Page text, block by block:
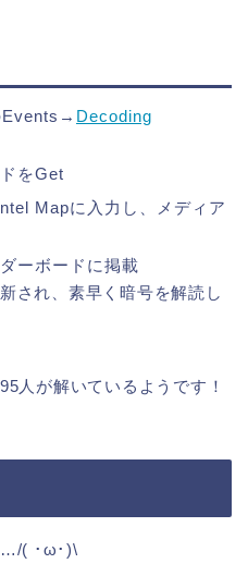
Events→ Decoding
をGet
Mapに入力し、メディア
ーボードに掲載
され、素早く暗号を解読し
人が解いているようです！
…/( ･ω･)\